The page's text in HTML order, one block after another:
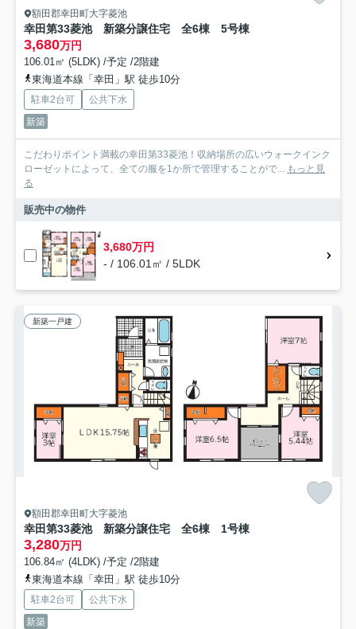
額田郡幸田町大字菱池
幸田第33菱池 新築分譲住宅 全6棟 5号棟
3,680万円
106.01㎡ (5LDK) /予定 /2階建
東海道本線「幸田」駅 徒歩10分
駐車2台可
公共下水
新築
こだわりポイント満載の幸田第33菱池！収納場所の広いウォークインク
ローゼットによって、全ての服を1か所で管理することがで... もっと見
る
販売中の物件
3,680万円
- / 106.01㎡ / 5LDK
新築一戸建
額田郡幸田町大字菱池
幸田第33菱池 新築分譲住宅 全6棟 1号棟
3,280万円
106.84㎡ (4LDK) /予定 /2階建
東海道本線「幸田」駅 徒歩10分
駐車2台可
公共下水
新築